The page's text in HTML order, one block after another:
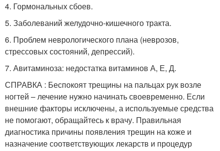
4. Гормональных сбоев.
5. Заболеваний желудочно-кишечного тракта.
6. Проблем неврологического плана (неврозов,
стрессовых состояний, депрессий).
7. Авитаминоза: недостатка витаминов А, Е, Д.
СПРАВКА : Беспокоят трещины на пальцах рук возле
ногтей – лечение нужно начинать своевременно. Если
внешние факторы исключены, а используемые средства
не помогают, обращайтесь к врачу. Правильная
диагностика причины появления трещин на коже и
назначение соответствующих лекарств и процедур